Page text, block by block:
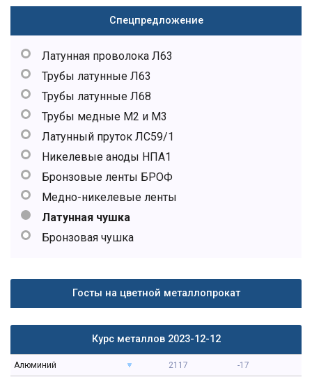
Спецпредложение
Латунная проволока Л63
Трубы латунные Л63
Трубы латунные Л68
Трубы медные М2 и М3
Латунный пруток ЛС59/1
Никелевые аноды НПА1
Бронзовые ленты БРОФ
Медно-никелевые ленты
Латунная чушка
Бронзовая чушка
Госты на цветной металлопрокат
Курс металлов 2023-12-12
Алюминий 2117 -17